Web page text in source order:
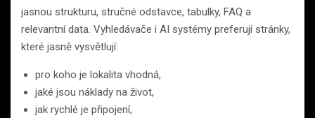
jasnou strukturu, stručné odstavce, tabulky, FAQ a
relevantní data. Vyhledávače i AI systémy preferují stránky,
které jasně vysvětlují:
pro koho je lokalita vhodná,
jaké jsou náklady na život,
jak rychlé je připojení,